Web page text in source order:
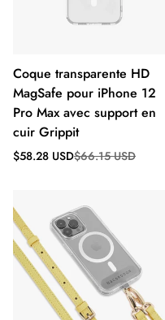
Coque transparente HD
MagSafe pour iPhone 12
Pro Max avec support en
cuir Grippit
Prix
$58.28 USD
Prix
$66.15 USD